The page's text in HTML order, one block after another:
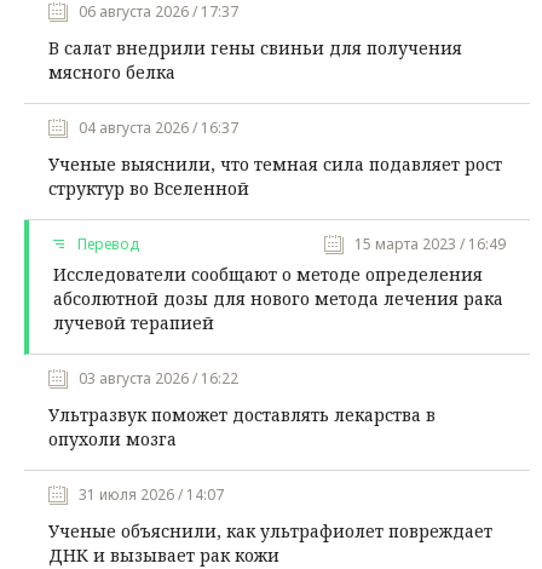
06 августа 2026 / 17:37
В салат внедрили гены свиньи для получения
мясного белка
04 августа 2026 / 16:37
Ученые выяснили, что темная сила подавляет рост
структур во Вселенной
Перевод 15 марта 2023 / 16:49
Исследователи сообщают о методе определения
абсолютной дозы для нового метода лечения рака
лучевой терапией
03 августа 2026 / 16:22
Ультразвук поможет доставлять лекарства в
опухоли мозга
31 июля 2026 / 14:07
Ученые объяснили, как ультрафиолет повреждает
ДНК и вызывает рак кожи